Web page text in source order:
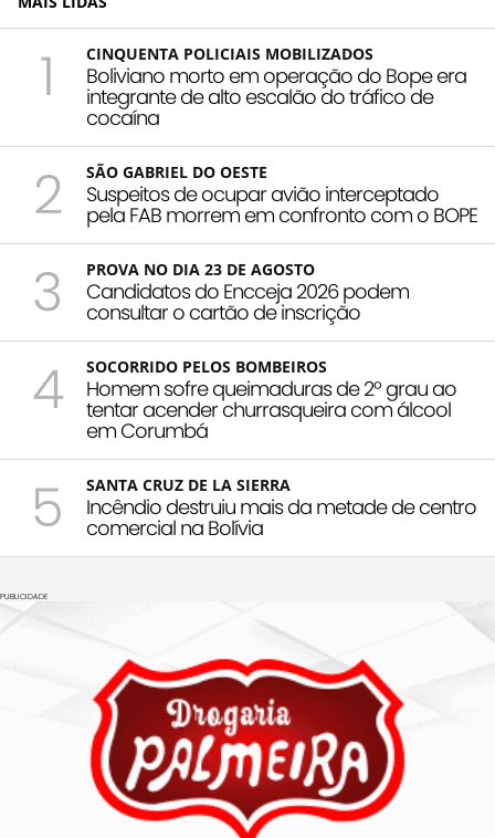
1 CINQUENTA POLICIAIS MOBILIZADOS
Boliviano morto em operação do Bope era
integrante de alto escalão do tráfico de
cocaína
2 SÃO GABRIEL DO OESTE
Suspeitos de ocupar avião interceptado
pela FAB morrem em confronto com o BOPE
3 PROVA NO DIA 23 DE AGOSTO
Candidatos do Encceja 2026 podem
consultar o cartão de inscrição
4 SOCORRIDO PELOS BOMBEIROS
Homem sofre queimaduras de 2º grau ao
tentar acender churrasqueira com álcool
em Corumbá
5 SANTA CRUZ DE LA SIERRA
Incêndio destruiu mais da metade de centro
comercial na Bolívia
PUBLICIDADE